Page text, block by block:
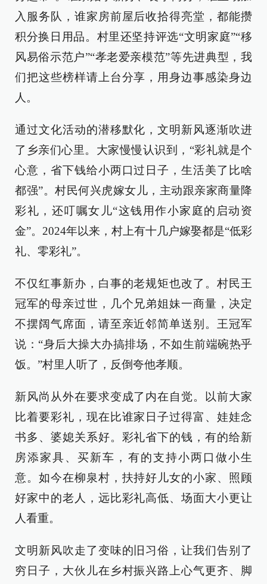
入服务队，谁家房前屋后收拾得亮堂，都能攒
积分换日用品。村里还坚持评选“文明家庭”“移
风易俗示范户”“孝老爱亲模范”等先进典型，我
们把这些榜样请上台分享，用身边事感染身边
人。
通过文化活动的潜移默化，文明新风逐渐吹进
了乡亲们心里。大家慢慢认识到，“彩礼就是个
心意，省下钱给小两口过日子，生活美了比啥
都强”。村民何兴虎嫁女儿，主动跟亲家商量降
彩礼，还叮嘱女儿“这钱用作小家庭的启动资
金”。2024年以来，村上有十几户嫁娶都是“低彩
礼、零彩礼”。
不仅红事新办，白事的老规矩也改了。村民王
冠军的母亲过世，几个兄弟姐妹一商量，决定
不摆阔气席面，请至亲近邻简单送别。王冠军
说：“身后大操大办搞排场，不如生前端碗热乎
饭。”村里人听了，反倒夸他孝顺。
新风尚从外在要求变成了内在自觉。以前大家
比着要彩礼，现在比谁家日子过得富、娃娃念
书多、婆媳关系好。彩礼省下的钱，有的给新
房添家具、买新车，有的支持小两口做小生
意。如今在柳泉村，扶持好儿女的小家、照顾
好家中的老人，远比彩礼高低、场面大小更让
人看重。
文明新风吹走了变味的旧习俗，让我们告别了
穷日子，大伙儿在乡村振兴路上心气更齐、脚